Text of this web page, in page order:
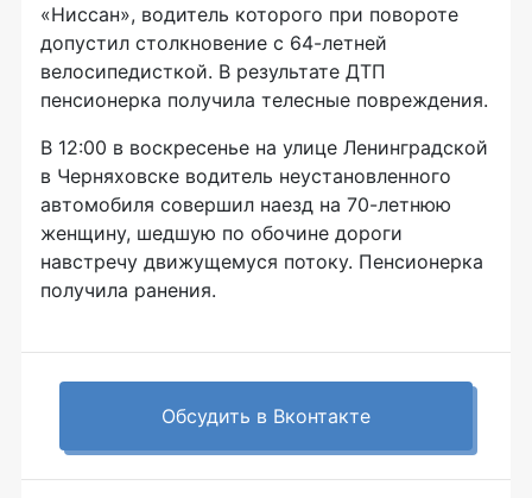
«Ниссан», водитель которого при повороте
допустил столкновение с 64-летней
велосипедисткой. В результате ДТП
пенсионерка получила телесные повреждения.
В 12:00 в воскресенье на улице Ленинградской
в Черняховске водитель неустановленного
автомобиля совершил наезд на 70-летнюю
женщину, шедшую по обочине дороги
навстречу движущемуся потоку. Пенсионерка
получила ранения.
Обсудить в Вконтакте